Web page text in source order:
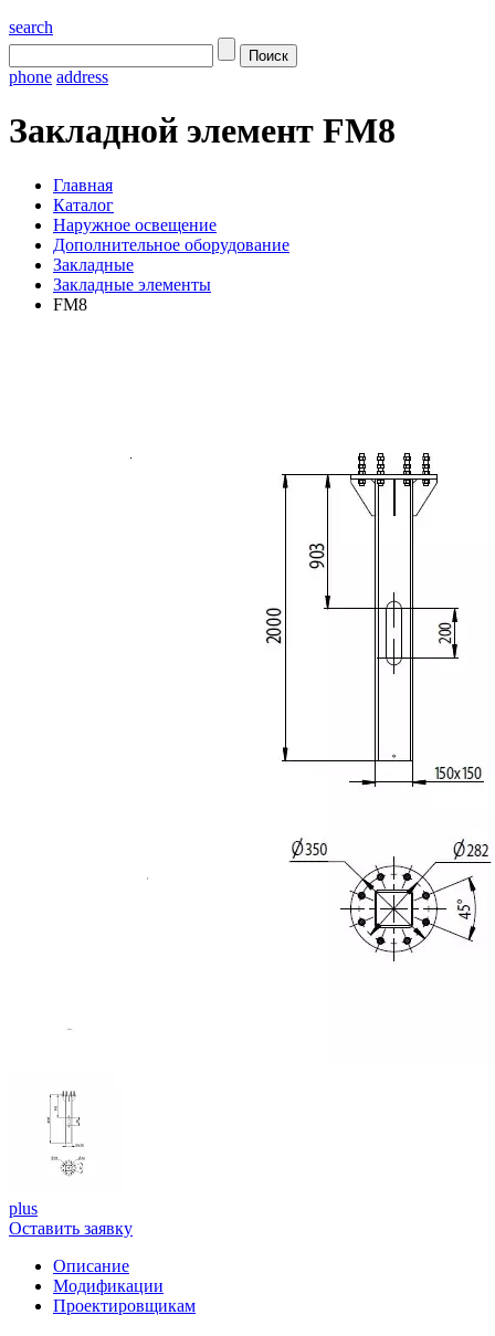
search
phone address
Закладной элемент FM8
Главная
Каталог
Наружное освещение
Дополнительное оборудование
Закладные
Закладные элементы
FM8
plus
Оставить заявку
Описание
Модификации
Проектировщикам